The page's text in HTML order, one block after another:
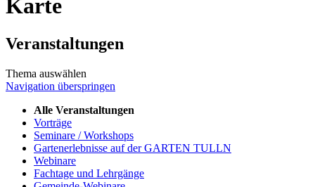
Karte
Veranstaltungen
Thema auswählen
Navigation überspringen
Alle Veranstaltungen
Vorträge
Seminare / Workshops
Gartenerlebnisse auf der GARTEN TULLN
Webinare
Fachtage und Lehrgänge